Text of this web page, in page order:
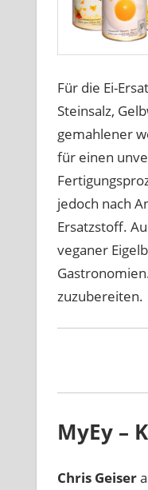
Für die Ei-
Steinsalz,
gemahlener
für einen
jedoch nach
Ersatzstoff.
veganer
zuzubereiten.
MyEy –
Chris Geiser